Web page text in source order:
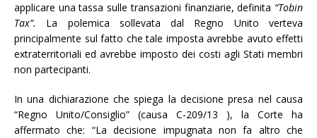
applicare una tassa sulle transazioni finanziarie, definita “Tobin
Tax”.
La polemica sollevata dal Regno Unito verteva
principalmente sul fatto che tale imposta avrebbe avuto effetti
extraterritoriali ed avrebbe imposto dei costi agli Stati membri
non partecipanti.
In una dichiarazione che spiega la decisione presa nel causa
“Regno Unito/Consiglio” (causa C-209/13 ), la Corte ha
affermato che: “La decisione impugnata non fa altro che